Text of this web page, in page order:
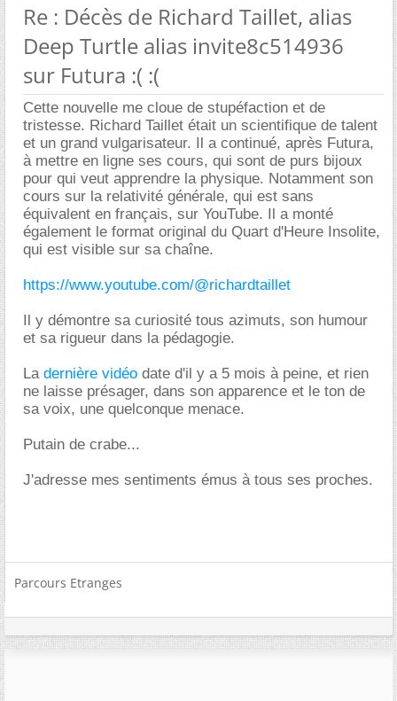
Re : Décès de Richard Taillet, alias
Deep Turtle alias invite8c514936
sur Futura :( :(
Cette nouvelle me cloue de stupéfaction et de
tristesse. Richard Taillet était un scientifique de talent
et un grand vulgarisateur. Il a continué, après Futura,
à mettre en ligne ses cours, qui sont de purs bijoux
pour qui veut apprendre la physique. Notamment son
cours sur la relativité générale, qui est sans
équivalent en français, sur YouTube. Il a monté
également le format original du Quart d'Heure Insolite,
qui est visible sur sa chaîne.
https://www.youtube.com/@richardtaillet
Il y démontre sa curiosité tous azimuts, son humour
et sa rigueur dans la pédagogie.
La dernière vidéo date d'il y a 5 mois à peine, et rien
ne laisse présager, dans son apparence et le ton de
sa voix, une quelconque menace.
Putain de crabe...
J'adresse mes sentiments émus à tous ses proches.
Parcours Etranges